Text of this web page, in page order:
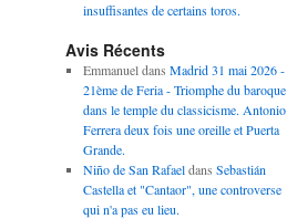
insuffisantes de certains toros.
Avis Récents
Emmanueldans Madrid 31 mai 2026 -
21ème de Feria - Triomphe du baroque
dans le temple du classicisme. Antonio
Ferrera deux fois une oreille et Puerta
Grande.
Niño de San Rafaeldans Sebastián
Castella et "Cantaor", une controverse
qui n'a pas eu lieu.